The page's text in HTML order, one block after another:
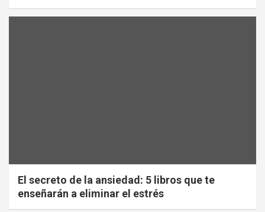
El secreto de la ansiedad: 5 libros que te
enseñarán a eliminar el estrés